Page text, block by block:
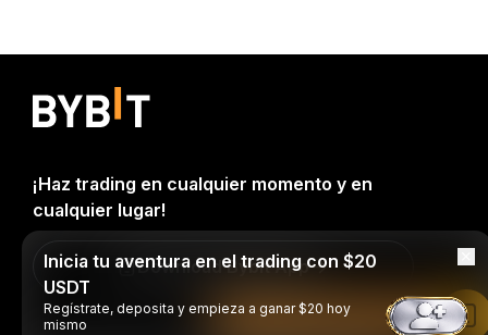
¡Haz trading en cualquier momento y en
cualquier lugar!
Download Bybit App
Inicia tu aventura en el trading con $20
USDT
Regístrate, deposita y empieza a ganar $20 hoy
mismo
Leer en la aplicación de Bybit